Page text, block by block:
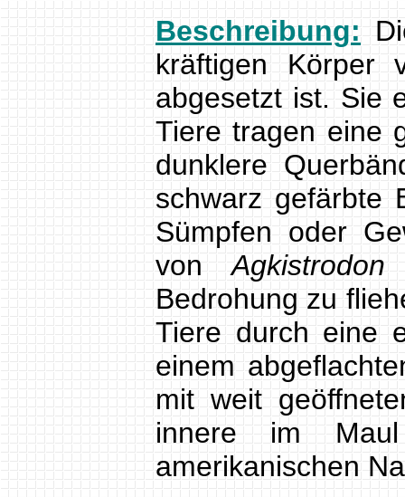
Beschreibung:
kräftigen Körper
abgesetzt ist. Sie
Tiere tragen eine
dunklere
schwarz gefärbte
Sümpfen oder
von
Bedrohung zu
Tiere durch eine
einem
mit weit
innere im
amerikanischen